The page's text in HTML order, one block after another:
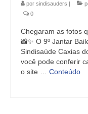
por sindisauders |
0
Chegaram as fotos
📸✨ O 9º Jantar
Sindisaúde Caxias
você pode conferir
o site … Conteúdo